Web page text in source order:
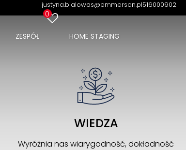
justyna.bialowas@emmerson.pl516000902
0
ZESPÓŁ HOME STAGING
WIEDZA
Wyróżnia nas wiarygodność, dokładność